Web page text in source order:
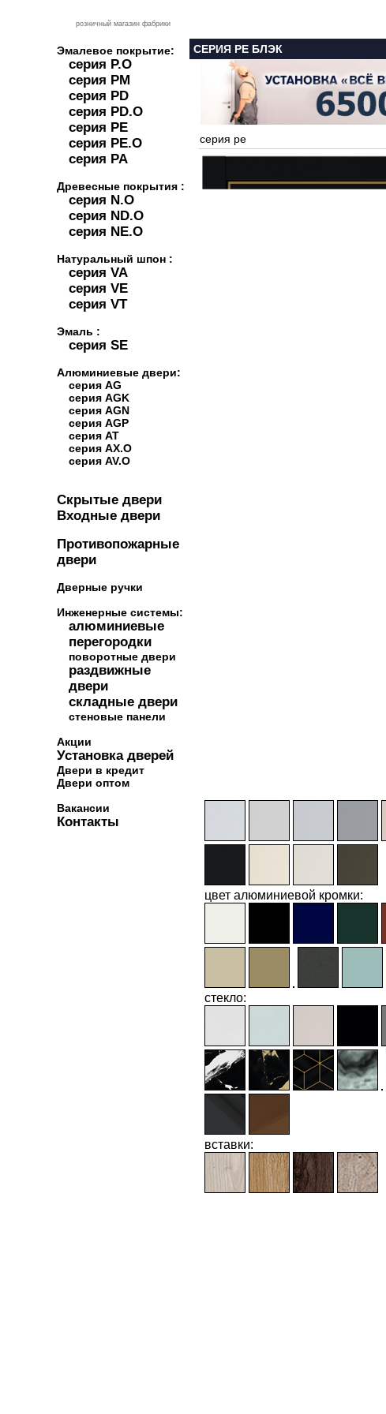
розничный магазин фабрики
Эмалевое покрытие:
серия P.O
серия PM
серия PD
серия PD.O
серия PE
серия PE.O
серия PA
Древесные покрытия :
серия N.O
серия ND.O
серия NE.O
Натуральный шпон :
серия VA
серия VE
серия VT
Эмаль :
серия SE
Алюминиевые двери:
серия AG
серия AGK
серия AGN
серия AGP
серия AT
серия AX.O
серия AV.O
Скрытые двери
Входные двери
Противопожарные
двери
Дверные ручки
Инженерные системы:
алюминиевые
перегородки
поворотные двери
раздвижные
двери
складные двери
стеновые панели
Акции
Установка дверей
Двери в кредит
Двери оптом
Вакансии
Контакты
СЕРИЯ PE БЛЭК
серия pe
цвет алюминиевой кромки:
стекло:
вставки: